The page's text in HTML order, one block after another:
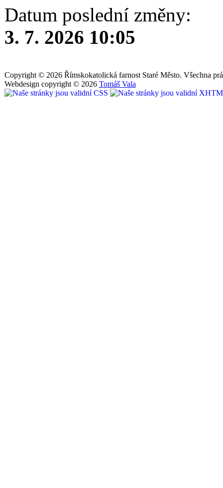
Datum poslední změny:
3. 7. 2026 10:05
Copyright © 2026 Římskokatolická farnost Staré Město. Všechna
Webdesign copyright © 2026 Tomáš Vala